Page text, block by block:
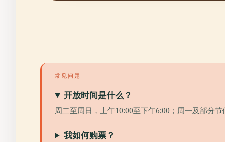
常见问题
开放时间是什么？
周二至周日，上午10:00至下午6:00；周一及部分节
我如何购票？